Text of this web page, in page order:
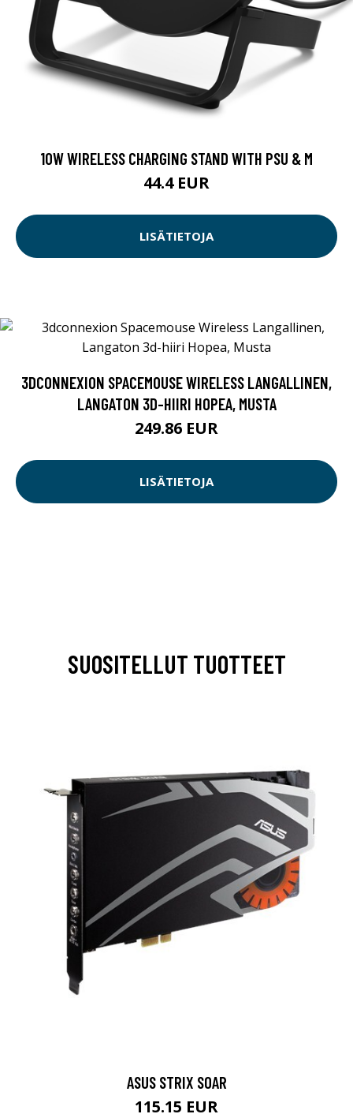
10W WIRELESS CHARGING STAND WITH PSU & M
44.4 EUR
LISÄTIETOJA
3DCONNEXION SPACEMOUSE WIRELESS LANGALLINEN,
LANGATON 3D-HIIRI HOPEA, MUSTA
249.86 EUR
LISÄTIETOJA
SUOSITELLUT TUOTTEET
ASUS STRIX SOAR
115.15 EUR